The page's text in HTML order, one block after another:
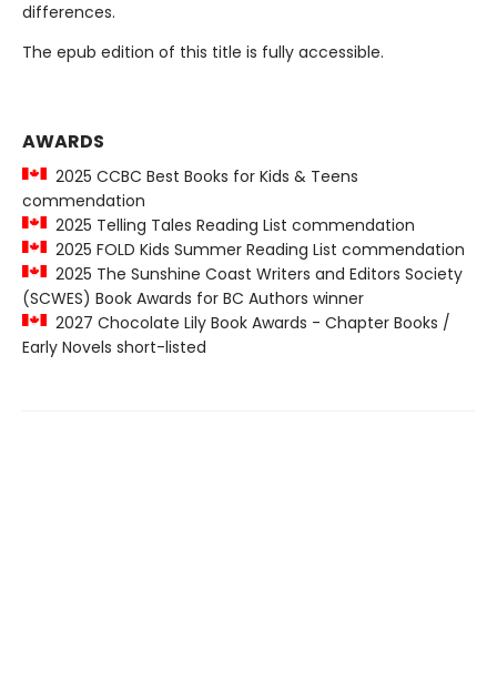
differences.
The epub edition of this title is fully accessible.
AWARDS
2025 CCBC Best Books for Kids & Teens
commendation
2025 Telling Tales Reading List commendation
2025 FOLD Kids Summer Reading List commendation
2025 The Sunshine Coast Writers and Editors Society
(SCWES) Book Awards for BC Authors winner
2027 Chocolate Lily Book Awards - Chapter Books /
Early Novels short-listed